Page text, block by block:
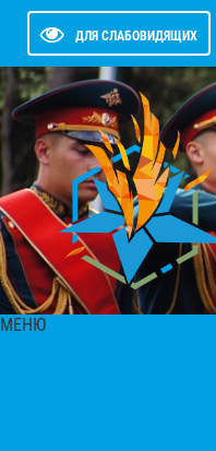
ДЛЯ СЛАБОВИДЯЩИХ
МЕНЮ